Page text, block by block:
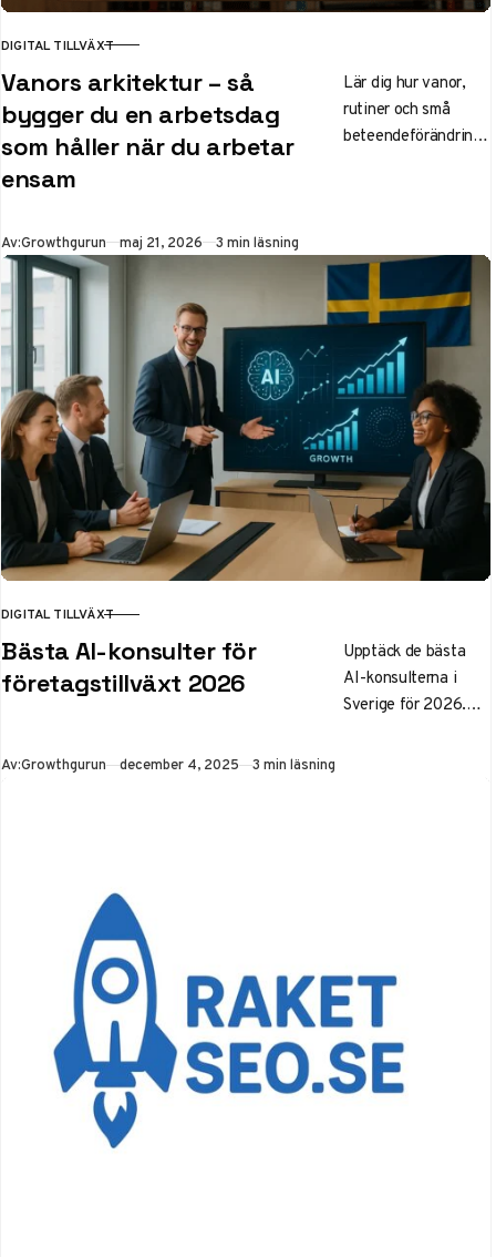
KATEGORI
DIGITAL TILLVÄXT
Vanors arkitektur – så
bygger du en arbetsdag
som håller när du arbetar
ensam
Lär dig hur vanor,
rutiner och små
beteendeförändringa
ensam eller
hemifrån.
Av:Growthgurun Publicerad
maj 21, 2026 3 min läsning
KATEGORI
DIGITAL TILLVÄXT
Bästa AI-konsulter för
företagstillväxt 2026
Upptäck de bästa
AI-konsulterna i
Sverige för 2026.
öka effektiviteten
med 20-30%.
Av:Growthgurun Publicerad
december 4, 2025 3 min läsning